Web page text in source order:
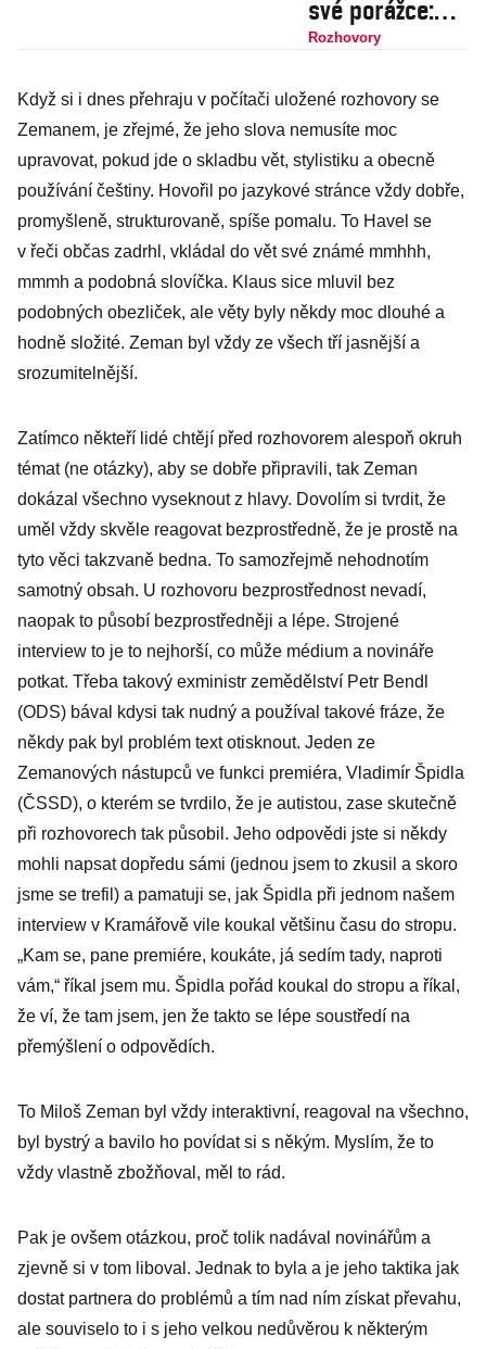
své porážce:
Putin
Ukrajiny udělal
chybu, která je
horší než zločin
Rozhovory
Když si i dnes přehraju v počítači uložené rozhovory se
Zemanem, je zřejmé, že jeho slova nemusíte moc
upravovat, pokud jde o skladbu vět, stylistiku a obecně
používání češtiny. Hovořil po jazykové stránce vždy dobře,
promyšleně, strukturovaně, spíše pomalu. To Havel se
v řeči občas zadrhl, vkládal do vět své známé mmhhh,
mmmh a podobná slovíčka. Klaus sice mluvil bez
podobných obezliček, ale věty byly někdy moc dlouhé a
hodně složité. Zeman byl vždy ze všech tří jasnější a
srozumitelnější.
Zatímco někteří lidé chtějí před rozhovorem alespoň okruh
témat (ne otázky), aby se dobře připravili, tak Zeman
dokázal všechno vyseknout z hlavy. Dovolím si tvrdit, že
uměl vždy skvěle reagovat bezprostředně, že je prostě na
tyto věci takzvaně bedna. To samozřejmě nehodnotím
samotný obsah. U rozhovoru bezprostřednost nevadí,
naopak to působí bezprostředněji a lépe. Strojené
interview to je to nejhorší, co může médium a novináře
potkat. Třeba takový exministr zemědělství Petr Bendl
(ODS) bával kdysi tak nudný a používal takové fráze, že
někdy pak byl problém text otisknout. Jeden ze
Zemanových nástupců ve funkci premiéra, Vladimír Špidla
(ČSSD), o kterém se tvrdilo, že je autistou, zase skutečně
při rozhovorech tak působil. Jeho odpovědi jste si někdy
mohli napsat dopředu sámi (jednou jsem to zkusil a skoro
jsme se trefil) a pamatuji se, jak Špidla při jednom našem
interview v Kramářově vile koukal většinu času do stropu.
„Kam se, pane premiére, koukáte, já sedím tady, naproti
vám,“ říkal jsem mu. Špidla pořád koukal do stropu a říkal,
že ví, že tam jsem, jen že takto se lépe soustředí na
přemýšlení o odpovědích.
To Miloš Zeman byl vždy interaktivní, reagoval na všechno,
byl bystrý a bavilo ho povídat si s někým. Myslím, že to
vždy vlastně zbožňoval, měl to rád.
Pak je ovšem otázkou, proč tolik nadával novinářům a
zjevně si v tom liboval. Jednak to byla a je jeho taktika jak
dostat partnera do problémů a tím nad ním získat převahu,
ale souviselo to i s jeho velkou nedůvěrou k některým